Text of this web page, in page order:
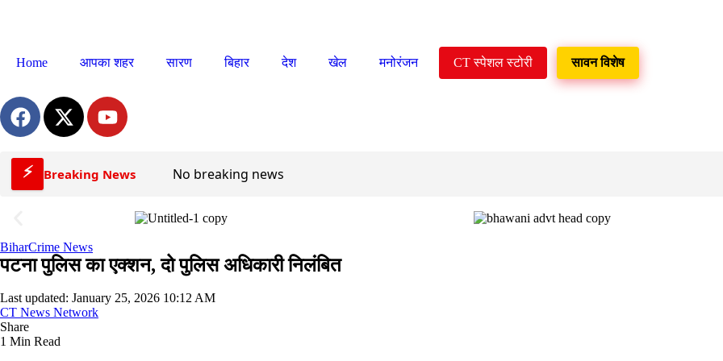
Home आपका शहर सारण बिहार देश खेल मनोरंजन CT स्पेशल स्टोरी सावन विशेष
⚡ Breaking News No breaking news
BiharCrime News
पटना पुलिस का एक्शन, दो पुलिस अधिकारी निलंबित
Last updated: January 25, 2026 10:12 AM
CT News Network
Share
1 Min Read